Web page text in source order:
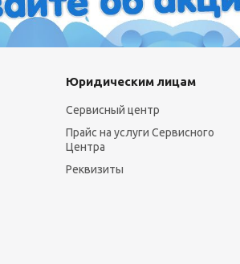
Юридическим лицам
Сервисный центр
Прайс на услуги Сервисного
Центра
Реквизиты